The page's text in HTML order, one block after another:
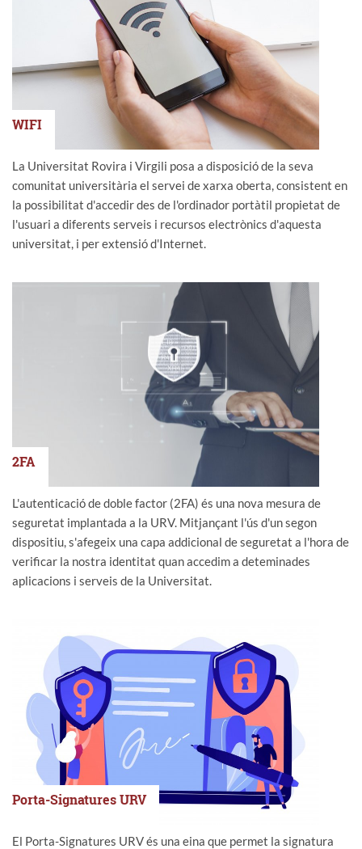
WIFI
La Universitat Rovira i Virgili posa a disposició de la seva
comunitat universitària el servei de xarxa oberta, consistent en
la possibilitat d'accedir des de l'ordinador portàtil propietat de
l'usuari a diferents serveis i recursos electrònics d'aquesta
universitat, i per extensió d'Internet.
2FA
L'autenticació de doble factor (2FA) és una nova mesura de
seguretat implantada a la URV. Mitjançant l'ús d'un segon
dispositiu, s'afegeix una capa addicional de seguretat a l'hora de
verificar la nostra identitat quan accedim a deteminades
aplicacions i serveis de la Universitat.
Porta-Signatures URV
El Porta-Signatures URV és una eina que permet la signatura